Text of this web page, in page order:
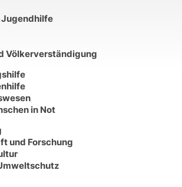
Völkerverständigung
in Not
und Forschung